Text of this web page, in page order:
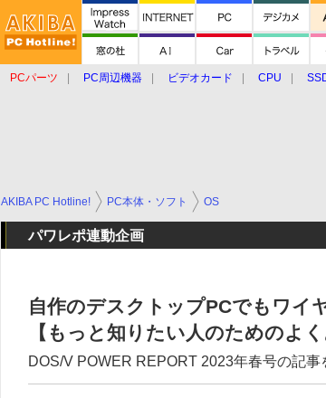
PCパーツ PC周辺機器 ビデオカード CPU
AKIBA PC Hotline! PC本体・ソフト OS
パワレポ連動企画
自作のデスクトップPCでもワイ
【もっと知りたい人のためのよ
DOS/V POWER REPORT 2023年春号の記事